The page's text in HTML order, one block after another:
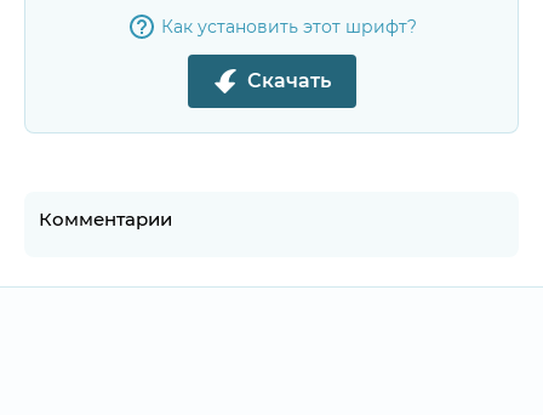
Как установить этот шрифт?
Скачать
Комментарии